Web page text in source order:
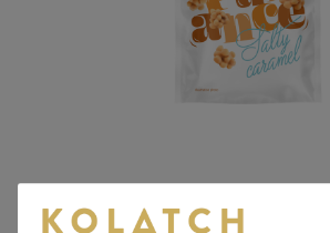
PUFANCE -